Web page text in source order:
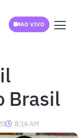
AO VIVO
Brasil
8:16 AM